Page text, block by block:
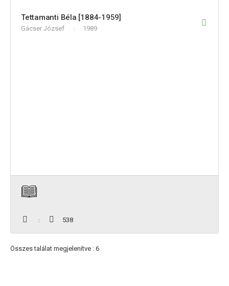
Tettamanti Béla [1884-1959]
Gácser József 1989
538
Összes találat megjelenítve : 6